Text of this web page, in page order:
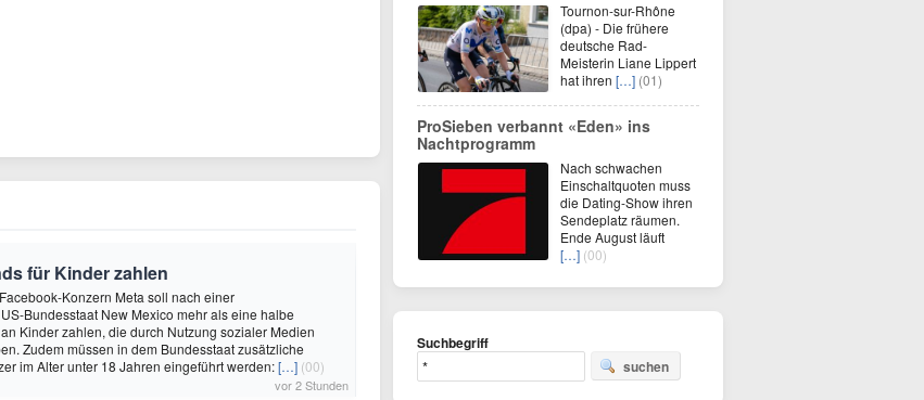
für Kinder zahlen
Konzern Meta soll nach einer
Bundesstaat New Mexico mehr als eine halbe
Kinder zahlen, die durch Nutzung sozialer Medien
Zudem müssen in dem Bundesstaat zusätzliche
im Alter unter 18 Jahren eingeführt werden:[…] (00)
vor 2 Stunden
Tournon-sur-Rhône
(dpa) - Die frühere
deutsche Rad-
Meisterin Liane Lippert
hat ihren […] (01)
ProSieben verbannt «Eden» ins
Nachtprogramm
Nach schwachen
Einschaltquoten muss
die Dating-Show ihren
Sendeplatz räumen.
Ende August läuft
[…] (00)
Suchbegriff
suchen